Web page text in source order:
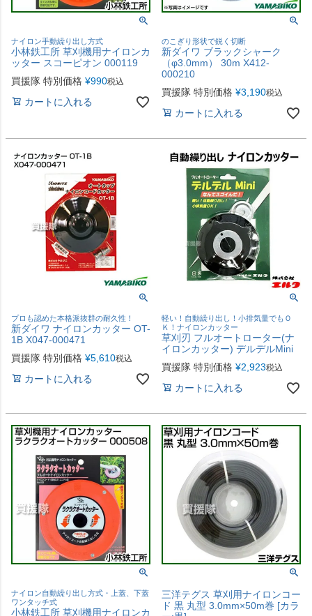
ナイロン手動繰り出し方式
小林鉄工所 草刈機用ナイロンカ
ッター スコーピオン 000119
買援隊 特別価格 ¥990税込
カートに入れる
のこぎり形状で鋭く切断
新ダイワ ブラックシャーク
（φ3.0mm） 30m X412-
000210
買援隊 特別価格 ¥3,190税込
カートに入れる
プロも認めた本格派抜群の耐久性！
新ダイワ ナイロンカッター OT-
1B X047-000471
買援隊 特別価格 ¥5,610税込
カートに入れる
軽い！自動繰り出し！小排気量でもＯ
Ｋ！ナイロンカッター
草刈刃 フルオートローター(ナ
イロンカッター) デルデルMini
買援隊 特別価格 ¥2,923税込
カートに入れる
ナイロン自動繰り出し方式・上蓋、下蓋
ワンタッチ式
小林鉄工所 草刈機用ナイロンカ
三洋テグス 草刈用ナイロンコー
ド 黒 丸型 3.0mm×50m巻 [カラ